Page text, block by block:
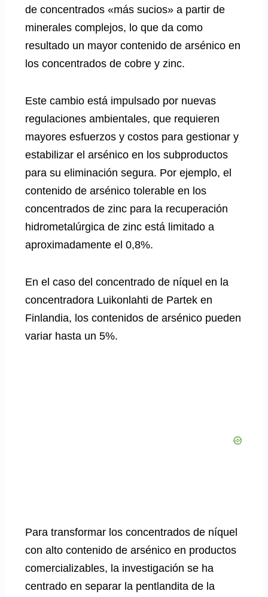
de concentrados «más sucios» a partir de
minerales complejos, lo que da como
resultado un mayor contenido de arsénico en
los concentrados de cobre y zinc.
Este cambio está impulsado por nuevas
regulaciones ambientales, que requieren
mayores esfuerzos y costos para gestionar y
estabilizar el arsénico en los subproductos
para su eliminación segura. Por ejemplo, el
contenido de arsénico tolerable en los
concentrados de zinc para la recuperación
hidrometalúrgica de zinc está limitado a
aproximadamente el 0,8%.
En el caso del concentrado de níquel en la
concentradora Luikonlahti de Partek en
Finlandia, los contenidos de arsénico pueden
variar hasta un 5%.
Para transformar los concentrados de níquel
con alto contenido de arsénico en productos
comercializables, la investigación se ha
centrado en separar la pentlandita de la